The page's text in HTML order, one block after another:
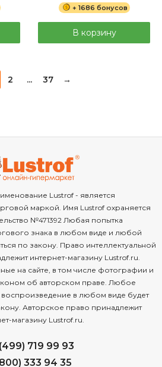
+ 1686 бонусов
В корзину
2 ... 37 →
Lustrof - является
маркой. Имя Lustrof охраняется
№471392 Любая попытка
знака в любом виде и любой
по закону. Право интеллектуальной
интернет-магазину Lustrof.ru.
на сайте, в том числе фотографии и
об авторском праве. Любое
в любом виде будет
Авторское право принадлежит
магазину Lustrof.ru.
719 99 93
333 94 35